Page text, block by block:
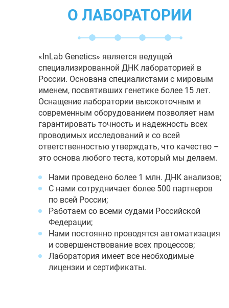
О ЛАБОРАТОРИИ
«InLab Genetics» является ведущей
специализированной ДНК лабораторией в
России. Основана специалистами с мировым
именем, посвятивших генетике более 15 лет.
Оснащение лаборатории высокоточным и
современным оборудованием позволяет нам
гарантировать точность и надежность всех
проводимых исследований и со всей
ответственностью утверждать, что качество –
это основа любого теста, который мы делаем.
Нами проведено более 1 млн. ДНК анализов;
С нами сотрудничает более 500 партнеров
по всей России;
Работаем со всеми судами Российской
Федерации;
Нами постоянно проводятся автоматизация
и совершенствование всех процессов;
Лаборатория имеет все необходимые
лицензии и сертификаты.